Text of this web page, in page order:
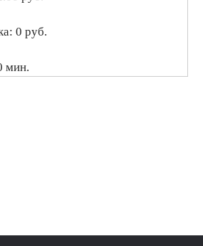
0 руб.
мин.